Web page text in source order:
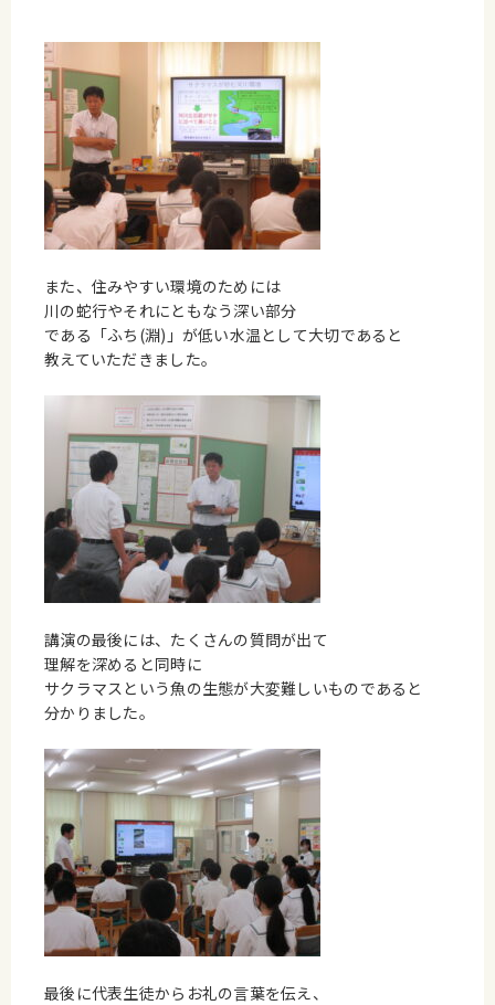
また、住みやすい環境のためには
川の蛇行やそれにともなう深い部分
である「ふち(淵)」が低い水温として大切であると
教えていただきました。
講演の最後には、たくさんの質問が出て
理解を深めると同時に
サクラマスという魚の生態が大変難しいものであると
分かりました。
最後に代表生徒からお礼の言葉を伝え、